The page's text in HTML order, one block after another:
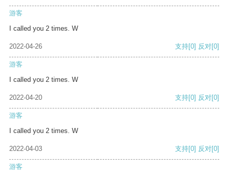
游客
I called you 2 times. W
2022-04-26 支持[0] 反对[0]
游客
I called you 2 times. W
2022-04-20 支持[0] 反对[0]
游客
I called you 2 times. W
2022-04-03 支持[0] 反对[0]
游客